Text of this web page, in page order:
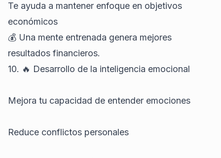
Te ayuda a mantener enfoque en objetivos
económicos
💰 Una mente entrenada genera mejores
resultados financieros.
10. 🔥 Desarrollo de la inteligencia emocional
Mejora tu capacidad de entender emociones
Reduce conflictos personales